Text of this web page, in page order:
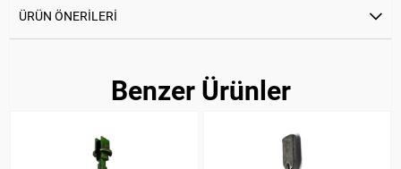
ÜRÜN ÖNERILERI
Benzer Ürünler